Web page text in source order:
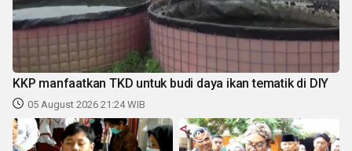
KKP manfaatkan TKD untuk budi daya ikan tematik di DIY
05 August 2026 21:24 WIB